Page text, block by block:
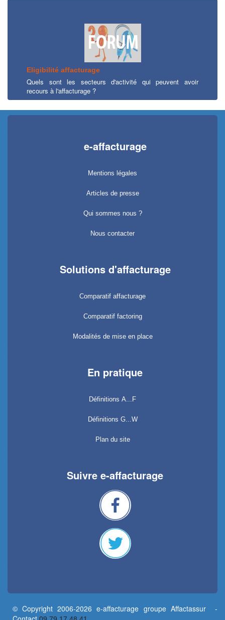
Eligibilité affacturage
Quels sont les secteurs d'activité qui peuvent avoir
recours à l'affacturage ?
e-affacturage
Mentions légales
Articles de presse
Qui sommes nous ?
Nous contacter
Solutions d'affacturage
Comparatif affacturage
Comparatif factoring
Modalités de mise en place
En pratique
Définitions A...F
Définitions G...W
Plan du site
Suivre e-affacturage
© Copyright 2006-2026 e-affacturage groupe Affactassur -